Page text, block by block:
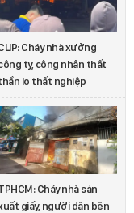
Cháy nhà xưởng
ty, công nhân thất
lo thất nghiệp
Cháy nhà sản
giấy, người dân bên